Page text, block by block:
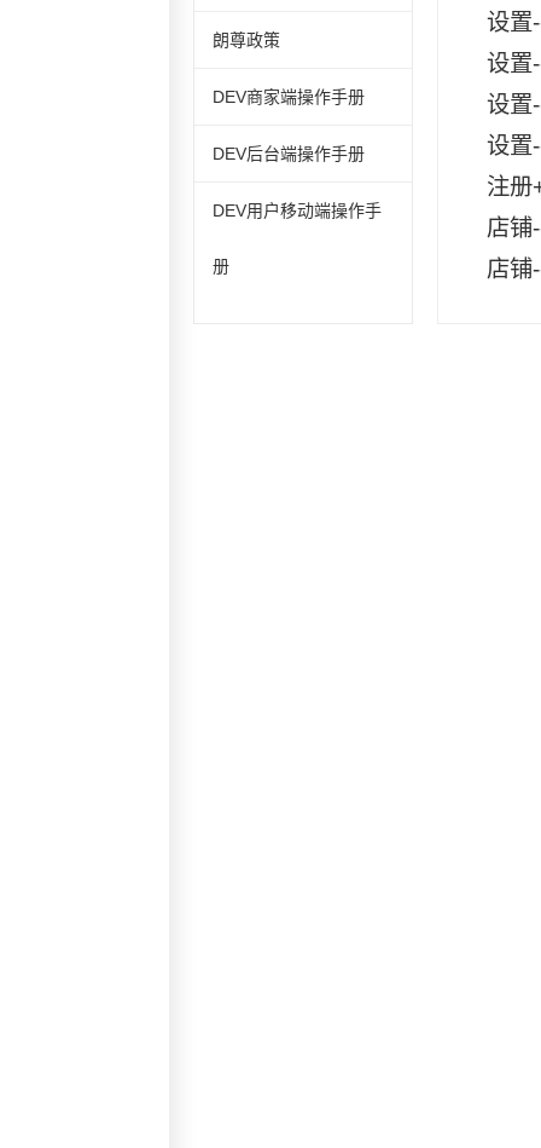
朗尊政策
DEV商家端操作手册
DEV后台端操作手册
DEV用户移动端操作手
册
设置
设置
设置
设置
注册
店铺
店铺